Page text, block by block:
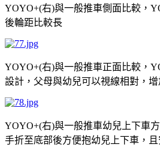
YOYO+(右)與一般推車側面比較，
後輪距比較長
YOYO+(右)與一般推車正面比較，
設計，父母與幼兒可以視線相對，
YOYO+(右)與一般推車幼兒上下車
手折至底部後方便抱幼兒上下車，